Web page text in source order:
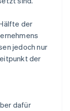
der
jedoch nur
der
dafür